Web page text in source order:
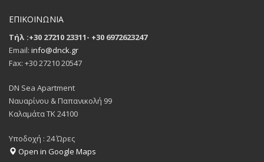
ΕΠΙΚΟΙΝΩΝΙΑ
Τήλ :+30 27210 23311- +30 6972623247
Email: info@dnck.gr
Fax: +30 27210 20547
DN Sea Apartment
Ναυαρίνου & Παπανικολή 99
Καλαμάτα ΤΚ 24100
Υποδοχή : 24 Ώρες
Open in Google Maps